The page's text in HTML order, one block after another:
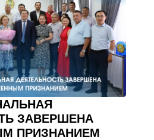
ЗАВЕРШЕНА
ПРИЗНАНИЕМ